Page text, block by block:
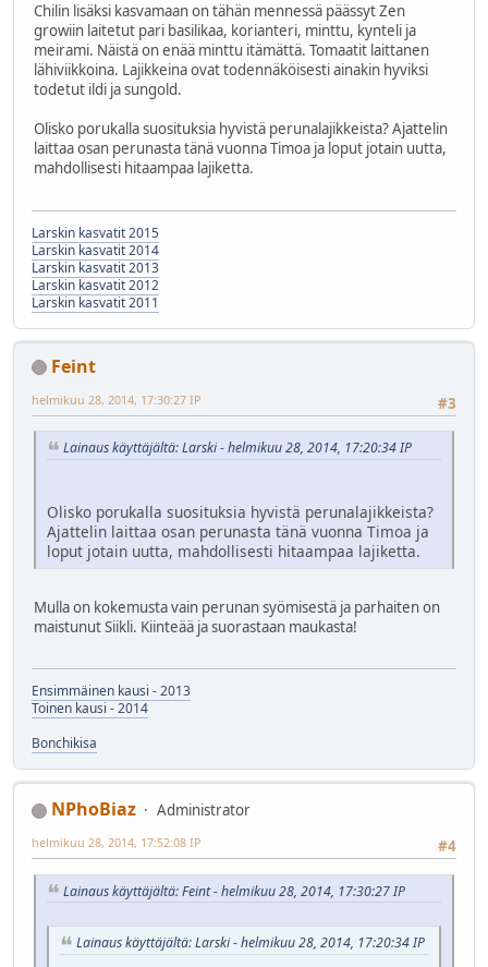
Chilin lisäksi kasvamaan on tähän mennessä päässyt Zen
growiin laitetut pari basilikaa, korianteri, minttu, kynteli ja
meirami. Näistä on enää minttu itämättä. Tomaatit laittanen
lähiviikkoina. Lajikkeina ovat todennäköisesti ainakin hyviksi
todetut ildi ja sungold.
Olisko porukalla suosituksia hyvistä perunalajikkeista? Ajattelin
laittaa osan perunasta tänä vuonna Timoa ja loput jotain uutta,
mahdollisesti hitaampaa lajiketta.
Larskin kasvatit 2015
Larskin kasvatit 2014
Larskin kasvatit 2013
Larskin kasvatit 2012
Larskin kasvatit 2011
Feint
#3
helmikuu 28, 2014, 17:30:27 IP
Lainaus käyttäjältä: Larski - helmikuu 28, 2014, 17:20:34 IP
Olisko porukalla suosituksia hyvistä perunalajikkeista?
Ajattelin laittaa osan perunasta tänä vuonna Timoa ja
loput jotain uutta, mahdollisesti hitaampaa lajiketta.
Mulla on kokemusta vain perunan syömisestä ja parhaiten on
maistunut Siikli. Kiinteää ja suorastaan maukasta!
Ensimmäinen kausi - 2013
Toinen kausi - 2014
Bonchikisa
NPhoBiaz
Administrator
#4
helmikuu 28, 2014, 17:52:08 IP
Lainaus käyttäjältä: Feint - helmikuu 28, 2014, 17:30:27 IP
Lainaus käyttäjältä: Larski - helmikuu 28, 2014, 17:20:34 IP